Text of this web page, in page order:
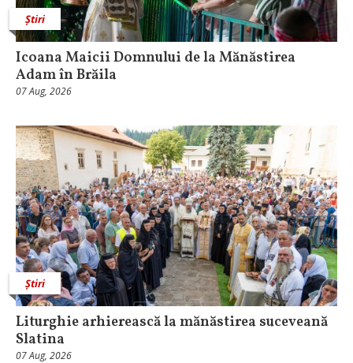
Știri
Icoana Maicii Domnului de la Mănăstirea
Adam în Brăila
07 Aug, 2026
Știri
Liturghie arhierească la mănăstirea suceveană
Slatina
07 Aug, 2026